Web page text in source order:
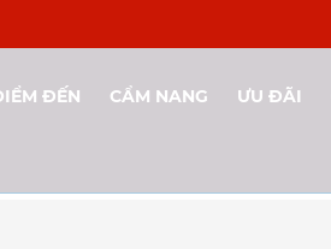
ĐẾN CẨM NANG ƯU ĐÃI